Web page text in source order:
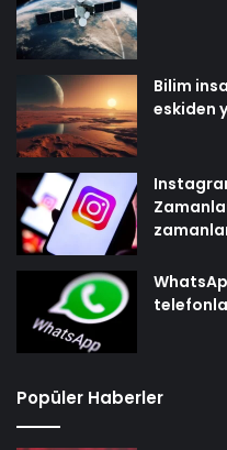
Bilim
eskiden
Popüler Haberler